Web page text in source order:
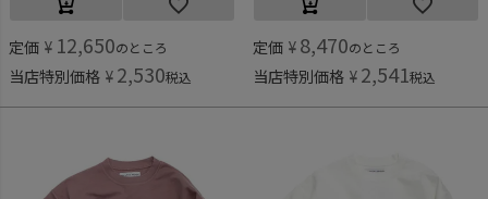
定価 ¥ 12,650のところ
当店特別価格 ¥ 2,530税込
定価 ¥ 8,470のところ
当店特別価格 ¥ 2,541税込